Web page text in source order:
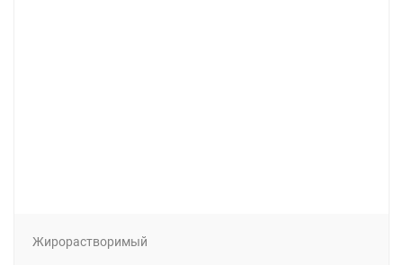
Жирорастворимый